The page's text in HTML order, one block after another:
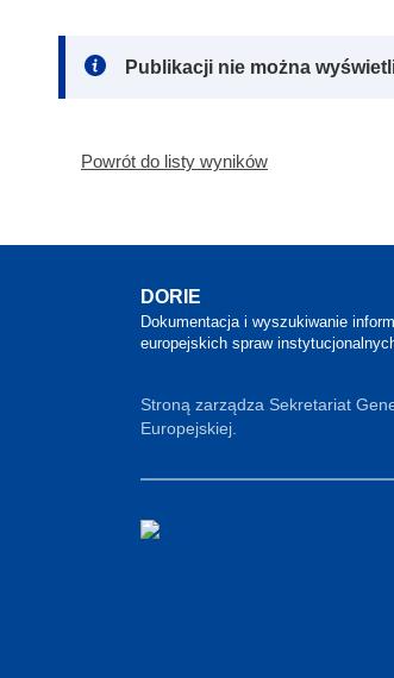
Note:
Publikacji nie można
Powrót do listy wyników
DORIE
Dokumentacja i wyszukiwanie
europejskich spraw
Stroną zarządza Sekretariat
Europejskiej.